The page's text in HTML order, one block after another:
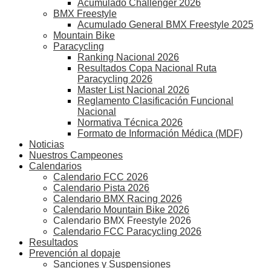
Acumulado Challenger 2026
BMX Freestyle
Acumulado General BMX Freestyle 2025
Mountain Bike
Paracycling
Ranking Nacional 2026
Resultados Copa Nacional Ruta
Paracycling 2026
Master List Nacional 2026
Reglamento Clasificación Funcional
Nacional
Normativa Técnica 2026
Formato de Información Médica (MDF)
Noticias
Nuestros Campeones
Calendarios
Calendario FCC 2026
Calendario Pista 2026
Calendario BMX Racing 2026
Calendario Mountain Bike 2026
Calendario BMX Freestyle 2026
Calendario FCC Paracycling 2026
Resultados
Prevención al dopaje
Sanciones y Suspensiones